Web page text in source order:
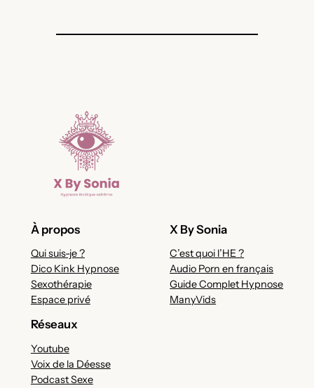
À propos
Qui suis-je ?
Dico Kink Hypnose
Sexothérapie
Espace privé
X By Sonia
C’est quoi l’HE ?
Audio Porn en français
Guide Complet Hypnose
ManyVids
Réseaux
Youtube
Voix de la Déesse
Podcast Sexe